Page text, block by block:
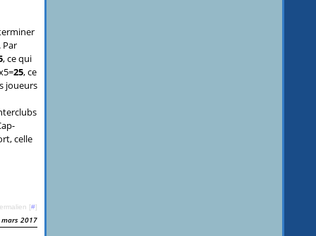
Par
, ce qui
25, ce
joueurs
celle
[#]
2017